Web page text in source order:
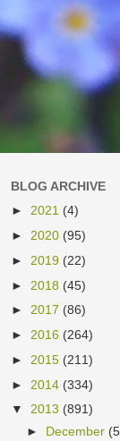
BLOG ARCHIVE
► 2021 (4)
► 2020 (95)
► 2019 (22)
► 2018 (45)
► 2017 (86)
► 2016 (264)
► 2015 (211)
► 2014 (334)
▼ 2013 (891)
► December